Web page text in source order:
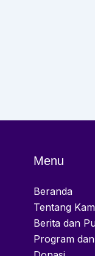
Menu
Beranda
Tentang
Berita dan
Program